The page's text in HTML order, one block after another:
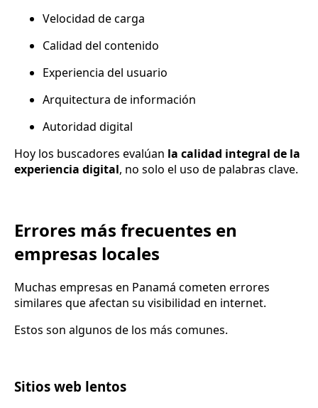
Velocidad de carga
Calidad del contenido
Experiencia del usuario
Arquitectura de información
Autoridad digital
Hoy los buscadores evalúan la calidad integral de la
experiencia digital, no solo el uso de palabras clave.
Errores más frecuentes en
empresas locales
Muchas empresas en Panamá cometen errores
similares que afectan su visibilidad en internet.
Estos son algunos de los más comunes.
Sitios web lentos